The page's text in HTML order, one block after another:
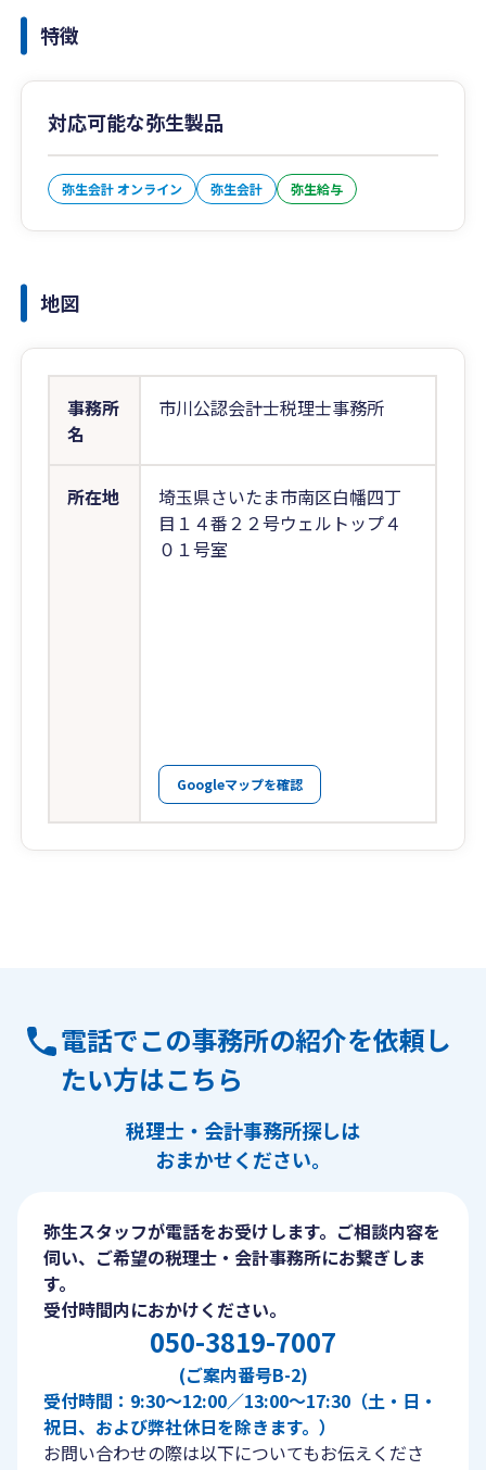
特徴
対応可能な弥生製品
弥生会計 オンライン 弥生会計 弥生給与
地図
事務所
名
市川公認会計士税理士事務所
所在地
埼玉県さいたま市南区白幡四丁
目１４番２２号ウェルトップ４
０１号室
Googleマップを確認
電話でこの事務所の紹介を依頼し
たい方はこちら
税理士・会計事務所探しは
おまかせください。
弥生スタッフが電話をお受けします。ご相談内容を
伺い、ご希望の税理士・会計事務所にお繋ぎしま
す。
受付時間内におかけください。
050-3819-7007
(ご案内番号B-2)
受付時間：9:30〜12:00／13:00〜17:30（土・日・
祝日、および弊社休日を除きます。）
お問い合わせの際は以下についてもお伝えくださ